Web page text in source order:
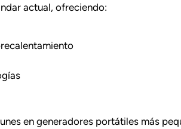
actual, ofreciendo:
en generadores portátiles más